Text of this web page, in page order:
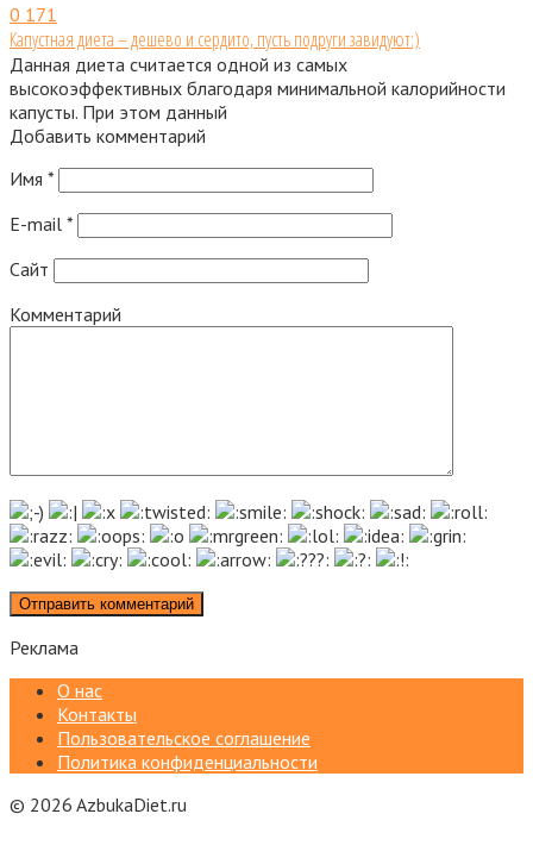
0 171
Капустная диета – дешево и сердито, пусть подруги завидуют:)
Данная диета считается одной из самых
высокоэффективных благодаря минимальной калорийности
капусты. При этом данный
Добавить комментарий
Имя *
E-mail *
Сайт
Комментарий
Реклама
О нас
Контакты
Пользовательское соглашение
Политика конфиденциальности
© 2026 AzbukaDiet.ru